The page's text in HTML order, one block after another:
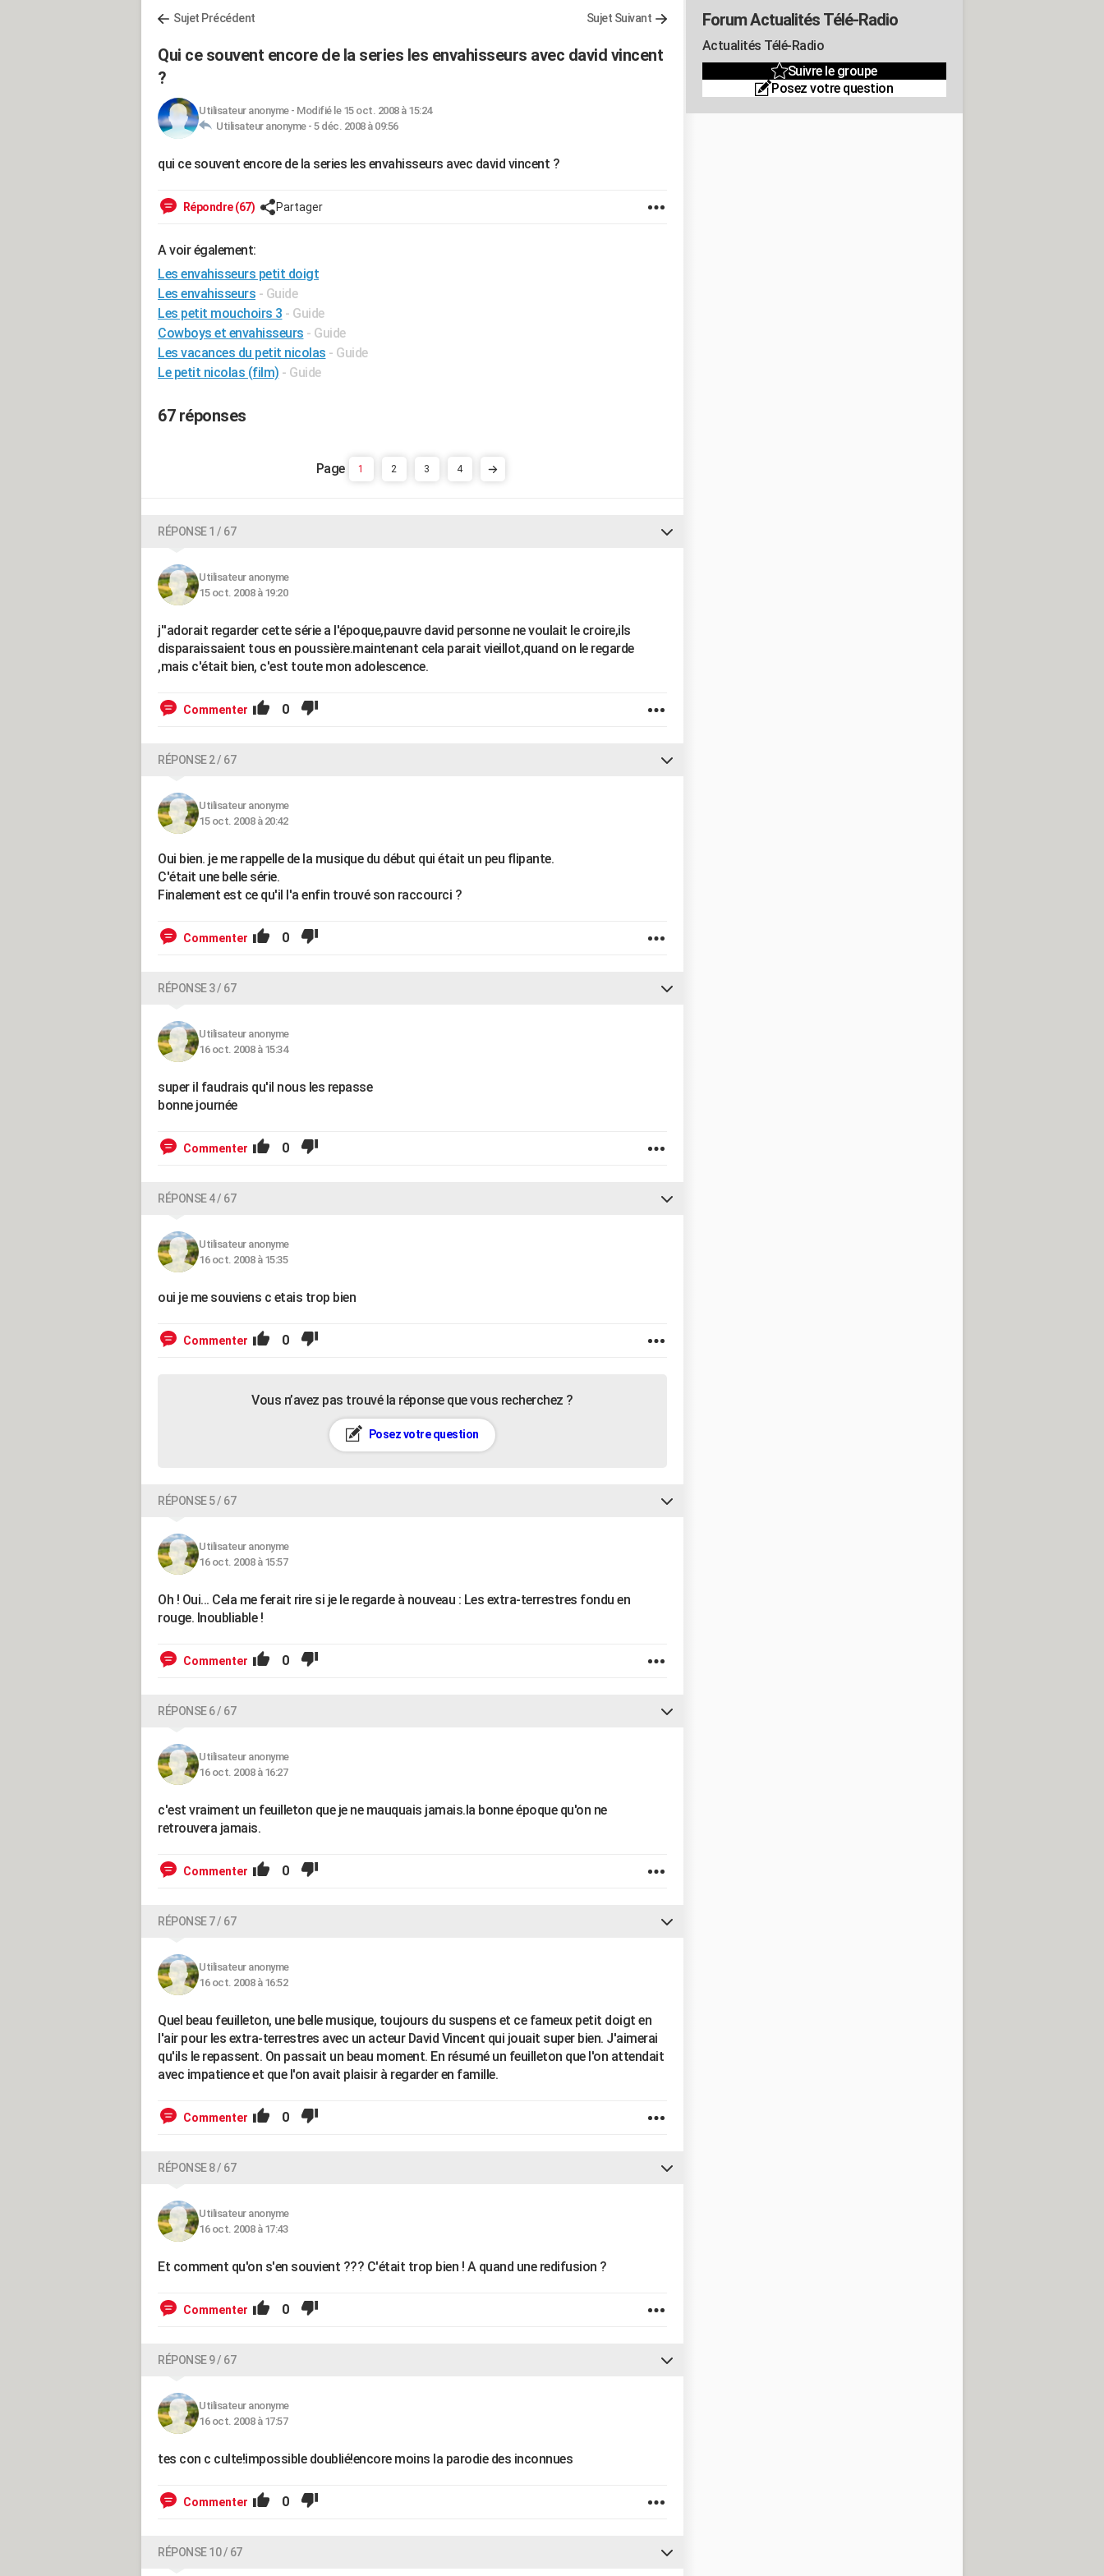
Sujet Précédent Sujet Suivant
Qui ce souvent encore de la series les envahisseurs avec david vincent
?
Utilisateur anonyme- Modifié le 15 oct. 2008 à 15:24
Utilisateur anonyme - 5 déc. 2008 à 09:56
qui ce souvent encore de la series les envahisseurs avec david vincent ?
Répondre (67) Partager
A voir également:
Les envahisseurs petit doigt
Les envahisseurs - Guide
Les petit mouchoirs 3 - Guide
Cowboys et envahisseurs - Guide
Les vacances du petit nicolas - Guide
Le petit nicolas (film) - Guide
67 réponses
1 2 3 4
RÉPONSE 1 / 67
Utilisateur anonyme
15 oct. 2008 à 19:20
j''adorait regarder cette série a l'époque,pauvre david personne ne voulait le croire,ils
disparaissaient tous en poussière.maintenant cela parait vieillot,quand on le regarde
,mais c'était bien, c'est toute mon adolescence.
Commenter 0
RÉPONSE 2 / 67
Utilisateur anonyme
15 oct. 2008 à 20:42
Oui bien. je me rappelle de la musique du début qui était un peu flipante.
C'était une belle série.
Finalement est ce qu'il l'a enfin trouvé son raccourci ?
Commenter 0
RÉPONSE 3 / 67
Utilisateur anonyme
16 oct. 2008 à 15:34
super il faudrais qu'il nous les repasse
bonne journée
Commenter 0
RÉPONSE 4 / 67
Utilisateur anonyme
16 oct. 2008 à 15:35
oui je me souviens c etais trop bien
Commenter 0
Vous n’avez pas trouvé la réponse que vous recherchez ?
Posez votre question
RÉPONSE 5 / 67
Utilisateur anonyme
16 oct. 2008 à 15:57
Oh ! Oui... Cela me ferait rire si je le regarde à nouveau : Les extra-terrestres fondu en
rouge. Inoubliable !
Commenter 0
RÉPONSE 6 / 67
Utilisateur anonyme
16 oct. 2008 à 16:27
c'est vraiment un feuilleton que je ne mauquais jamais.la bonne époque qu'on ne
retrouvera jamais.
Commenter 0
RÉPONSE 7 / 67
Utilisateur anonyme
16 oct. 2008 à 16:52
Quel beau feuilleton, une belle musique, toujours du suspens et ce fameux petit doigt en
l'air pour les extra-terrestres avec un acteur David Vincent qui jouait super bien. J'aimerai
qu'ils le repassent. On passait un beau moment. En résumé un feuilleton que l'on attendait
avec impatience et que l'on avait plaisir à regarder en famille.
Commenter 0
RÉPONSE 8 / 67
Utilisateur anonyme
16 oct. 2008 à 17:43
Et comment qu'on s'en souvient ??? C'était trop bien ! A quand une redifusion ?
Commenter 0
RÉPONSE 9 / 67
Utilisateur anonyme
16 oct. 2008 à 17:57
tes con c culte!impossible doublié!encore moins la parodie des inconnues
Commenter 0
RÉPONSE 10 / 67
Forum Actualités Télé-Radio
Actualités Télé-Radio
Suivre le groupe
Posez votre question